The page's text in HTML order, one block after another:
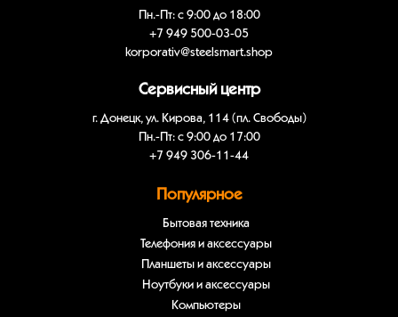
Пн.-Пт: с 9:00 до 18:00
+7 949 500-03-05
korporativ@steelsmart.shop
Сервисный центр
г. Донецк, ул. Кирова, 114 (пл. Свободы)
Пн.-Пт: с 9:00 до 17:00
+7 949 306-11-44
Популярное
Бытовая техника
Телефония и аксессуары
Планшеты и аксессуары
Ноутбуки и аксессуары
Компьютеры